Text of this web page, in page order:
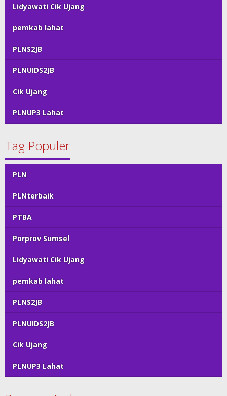
Lidyawati Cik Ujang
pemkab lahat
PLNS2JB
PLNUIDS2JB
Cik Ujang
PLNUP3 Lahat
Tag Populer
PLN
PLNterbaik
PTBA
Porprov Sumsel
Lidyawati Cik Ujang
pemkab lahat
PLNS2JB
PLNUIDS2JB
Cik Ujang
PLNUP3 Lahat